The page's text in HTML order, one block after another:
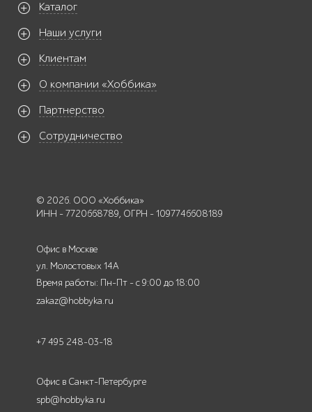
Каталог
Наши услуги
Клиентам
О компании «Хоббика»
Партнерство
Сотрудничество
© 2026. ООО «Хоббика»
ИНН - 7720668789, ОГРН - 1097746608189
Офис в Москве
ул. Молостовых 14А
Время работы: Пн-Пт - с 9:00 до 18:00
zakaz@hobbyka.ru
+7 495 248-03-18
Офис в Санкт-Петербурге
spb@hobbyka.ru